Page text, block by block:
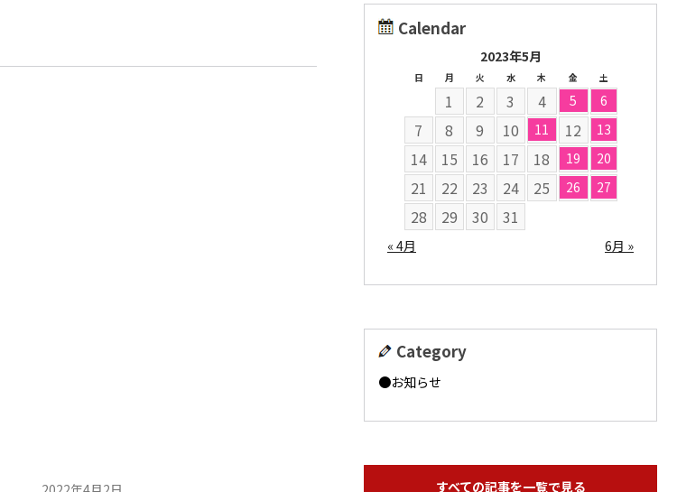
Calendar
2023年5月
日 月 火 水 木 金 土
1 2 3 4 5 6
7 8 9 10 11 12 13
14 15 16 17 18 19 20
21 22 23 24 25 26 27
28 29 30 31
« 4月 6月 »
Category
お知らせ
すべての記事を一覧で見る